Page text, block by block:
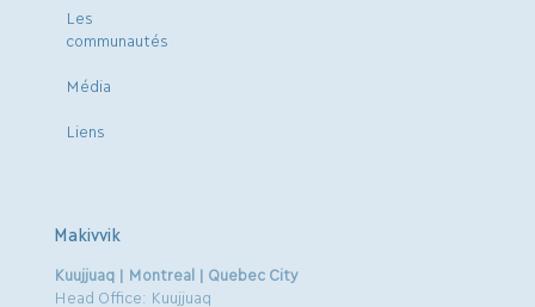
Les
communautés
Média
Liens
Makivvik
Kuujjuaq | Montreal | Quebec City
Head Office: Kuujjuaq